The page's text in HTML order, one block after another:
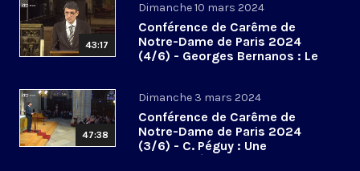
43:17
Dimanche 10 mars 2024
Conférence de Carême de
Notre-Dame de Paris 2024
(4/6) - Georges Bernanos : Le
47:38
Dimanche 3 mars 2024
Conférence de Carême de
Notre-Dame de Paris 2024
(3/6) - C. Péguy : Une
spiritualité de la communion